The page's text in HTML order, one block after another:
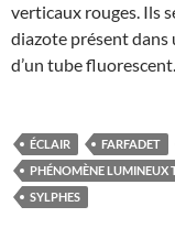
verticaux rouges. Ils
diazote présent dans
d’un tube fluorescent.
ÉCLAIR FARFADET
PHÉNOMÈNE LUMINEUX
SYLPHES